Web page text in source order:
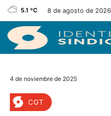
5.1 ºC 8 de agosto de 2026
4 de noviembre de 2025
CGT